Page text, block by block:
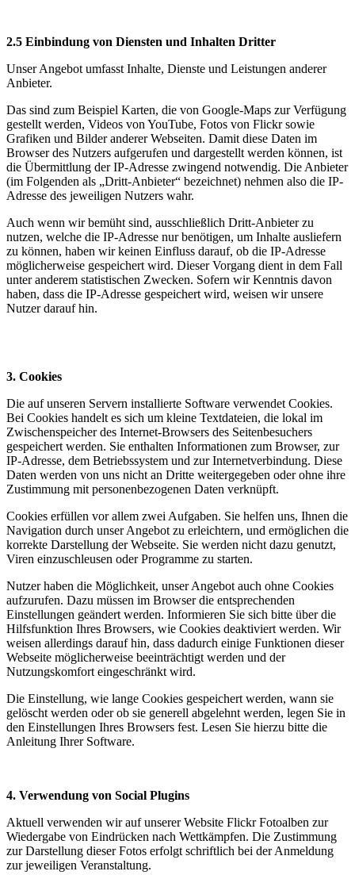
2.5 Einbindung von Diensten und Inhalten Dritter
Unser Angebot umfasst Inhalte, Dienste und Leistungen anderer
Anbieter.
Das sind zum Beispiel Karten, die von Google-Maps zur Verfügung
gestellt werden, Videos von YouTube, Fotos von Flickr sowie
Grafiken und Bilder anderer Webseiten. Damit diese Daten im
Browser des Nutzers aufgerufen und dargestellt werden können, ist
die Übermittlung der IP-Adresse zwingend notwendig. Die Anbieter
(im Folgenden als „Dritt-Anbieter“ bezeichnet) nehmen also die IP-
Adresse des jeweiligen Nutzers wahr.
Auch wenn wir bemüht sind, ausschließlich Dritt-Anbieter zu
nutzen, welche die IP-Adresse nur benötigen, um Inhalte ausliefern
zu können, haben wir keinen Einfluss darauf, ob die IP-Adresse
möglicherweise gespeichert wird. Dieser Vorgang dient in dem Fall
unter anderem statistischen Zwecken. Sofern wir Kenntnis davon
haben, dass die IP-Adresse gespeichert wird, weisen wir unsere
Nutzer darauf hin.
3. Cookies
Die auf unseren Servern installierte Software verwendet Cookies.
Bei Cookies handelt es sich um kleine Textdateien, die lokal im
Zwischenspeicher des Internet-Browsers des Seitenbesuchers
gespeichert werden. Sie enthalten Informationen zum Browser, zur
IP-Adresse, dem Betriebssystem und zur Internetverbindung. Diese
Daten werden von uns nicht an Dritte weitergegeben oder ohne ihre
Zustimmung mit personenbezogenen Daten verknüpft.
Cookies erfüllen vor allem zwei Aufgaben. Sie helfen uns, Ihnen die
Navigation durch unser Angebot zu erleichtern, und ermöglichen die
korrekte Darstellung der Webseite. Sie werden nicht dazu genutzt,
Viren einzuschleusen oder Programme zu starten.
Nutzer haben die Möglichkeit, unser Angebot auch ohne Cookies
aufzurufen. Dazu müssen im Browser die entsprechenden
Einstellungen geändert werden. Informieren Sie sich bitte über die
Hilfsfunktion Ihres Browsers, wie Cookies deaktiviert werden. Wir
weisen allerdings darauf hin, dass dadurch einige Funktionen dieser
Webseite möglicherweise beeinträchtigt werden und der
Nutzungskomfort eingeschränkt wird.
Die Einstellung, wie lange Cookies gespeichert werden, wann sie
gelöscht werden oder ob sie generell abgelehnt werden, legen Sie in
den Einstellungen Ihres Browsers fest. Lesen Sie hierzu bitte die
Anleitung Ihrer Software.
4. Verwendung von Social Plugins
Aktuell verwenden wir auf unserer Website Flickr Fotoalben zur
Wiedergabe von Eindrücken nach Wettkämpfen. Die Zustimmung
zur Darstellung dieser Fotos erfolgt schriftlich bei der Anmeldung
zur jeweiligen Veranstaltung.